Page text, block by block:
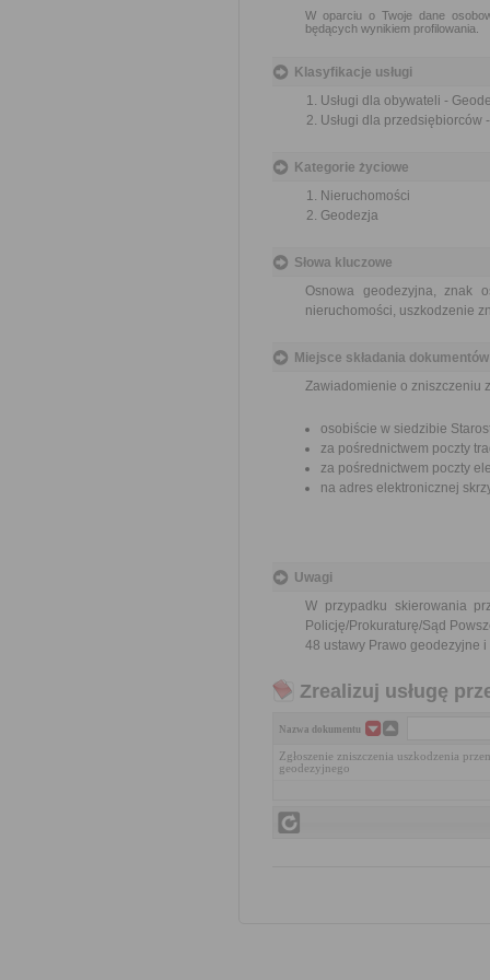
W oparciu o Twoje dane
będących wynikiem profilowania.
Klasyfikacje usługi
Usługi dla obywateli -
Usługi dla przedsiębiorców
Kategorie życiowe
Nieruchomości
Geodezja
Słowa kluczowe
Osnowa geodezyjna, znak
nieruchomości, uszkodzenie
Miejsce składania dokumentów
Zawiadomienie o zniszczeniu
osobiście w siedzibie
za pośrednictwem poczty
za pośrednictwem poczty
na adres elektronicznej
Uwagi
W przypadku skierowania
Policję/Prokuraturę/Sąd
48 ustawy Prawo geodezyjne
Zrealizuj usługę
Nazwa dokumentu
Zgłoszenie zniszczenia uszkodzenia
geodezyjnego